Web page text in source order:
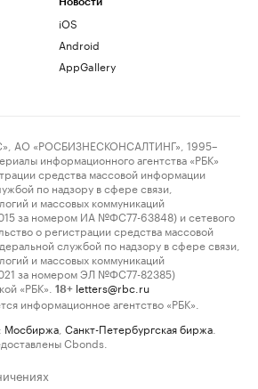
iOS
Android
AppGallery
АО «РОСБИЗНЕСКОНСАЛТИНГ», 1995–
информационного агентства «РБК»
средства массовой информации
по надзору в сфере связи,
и массовых коммуникаций
за номером ИА №ФС77-63848) и сетевого
о регистрации средства массовой
службой по надзору в сфере связи,
и массовых коммуникаций
за номером ЭЛ №ФС77-82385)
«РБК».
18+ letters@rbc.ru
информационное агентство «РБК».
Мосбиржа Санкт-Петербургская биржа
Cbonds.